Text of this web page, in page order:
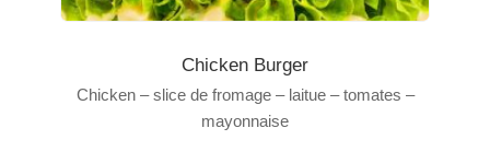
Chicken Burger
Chicken – slice de fromage – laitue – tomates –
mayonnaise